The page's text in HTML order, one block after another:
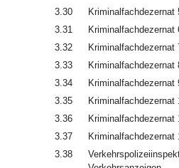
3.30
Kriminalfachdezernat
3.31
Kriminalfachdezernat
3.32
Kriminalfachdezernat
3.33
Kriminalfachdezernat
3.34
Kriminalfachdezernat
3.35
Kriminalfachdezernat
3.36
Kriminalfachdezernat
3.37
Kriminalfachdezernat
3.38